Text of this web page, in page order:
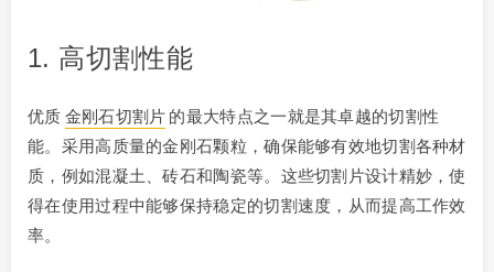
1. 高切割性能
优质 金刚石切割片 的最大特点之一就是其卓越的切割性
能。采用高质量的金刚石颗粒，确保能够有效地切割各种材
质，例如混凝土、砖石和陶瓷等。这些切割片设计精妙，使
得在使用过程中能够保持稳定的切割速度，从而提高工作效
率。